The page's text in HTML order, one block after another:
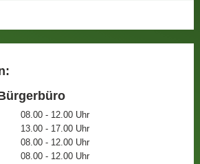
08.00 - 12.00 Uhr
13.00 - 17.00 Uhr
08.00 - 12.00 Uhr
08.00 - 12.00 Uhr